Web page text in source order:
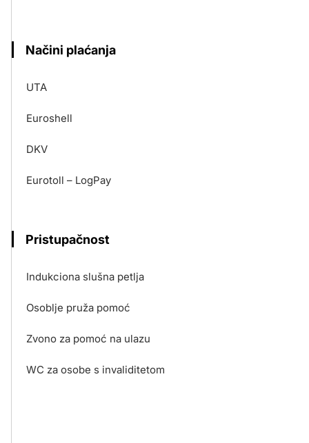
Načini plaćanja
UTA
Euroshell
DKV
Eurotoll – LogPay
Pristupačnost
Indukciona slušna petlja
Osoblje pruža pomoć
Zvono za pomoć na ulazu
WC za osobe s invaliditetom